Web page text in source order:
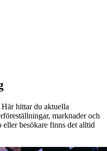
hittar du aktuella
marknader och
besökare finns det alltid